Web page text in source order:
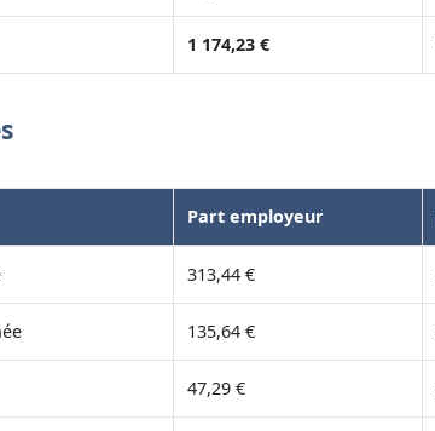
1 174,23 €
Part employeur
313,44 €
135,64 €
47,29 €